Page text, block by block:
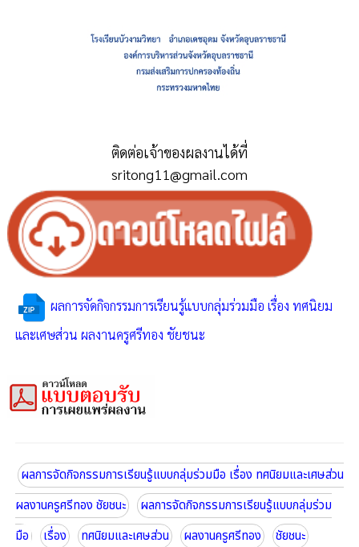
ติดต่อเจ้าของผลงานได้ที่
sritong11@gmail.com
ผลการจัดกิจกรรมการเรียนรู้แบบกลุ่มร่วมมือ เรื่อง ทศนิยม
และเศษส่วน ผลงานครูศรีทอง ชัยชนะ
ผลการจัดกิจกรรมการเรียนรู้แบบกลุ่มร่วมมือ เรื่อง ทศนิยมและเศษส่วน
ผลงานครูศรีทอง ชัยชนะ
ผลการจัดกิจกรรมการเรียนรู้แบบกลุ่มร่วม
มือ
เรื่อง ทศนิยมและเศษส่วน ผลงานครูศรีทอง ชัยชนะ